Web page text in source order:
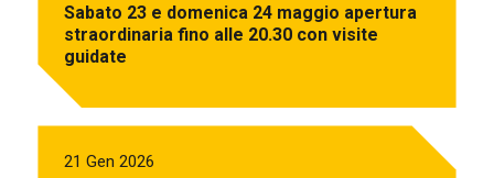
Sabato 23 e domenica 24 maggio apertura
straordinaria fino alle 20.30 con visite
guidate
21 Gen 2026